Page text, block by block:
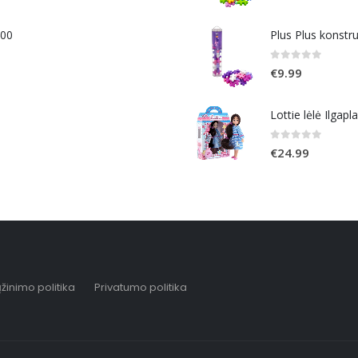
Plus Plus
€9.99
Lottie lėlė
€24.99
politika Privatumo politika